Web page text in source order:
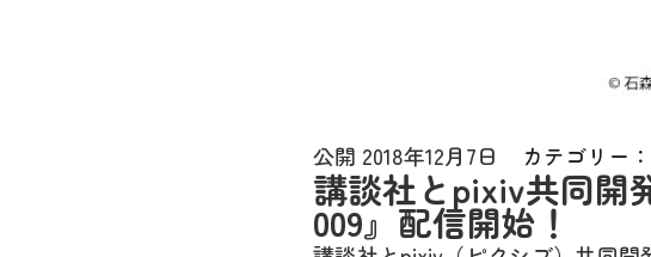
公開 2018年12月7日 カテゴリー：
講談社とpixiv共同開
009』配信開始！